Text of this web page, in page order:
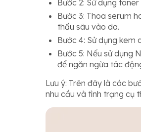
Bước 2: Sử dụng
Bước 3: Thoa serum
thấu sâu vào da.
Bước 4: Sử dụng kem
Bước 5: Nếu sử dụng
để ngăn ngừa tác
Lưu ý: Trên đây là các
nhu cầu và tình trạng cụ